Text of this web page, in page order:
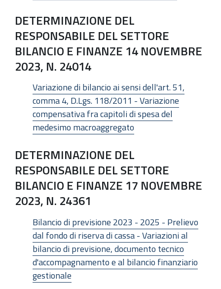
DETERMINAZIONE DEL
RESPONSABILE DEL SETTORE
BILANCIO E FINANZE 14 NOVEMBRE
2023, N. 24014
Variazione di bilancio ai sensi dell'art. 51,
comma 4, D.Lgs. 118/2011 - Variazione
compensativa fra capitoli di spesa del
medesimo macroaggregato
DETERMINAZIONE DEL
RESPONSABILE DEL SETTORE
BILANCIO E FINANZE 17 NOVEMBRE
2023, N. 24361
Bilancio di previsione 2023 - 2025 - Prelievo
dal fondo di riserva di cassa - Variazioni al
bilancio di previsione, documento tecnico
d'accompagnamento e al bilancio finanziario
gestionale